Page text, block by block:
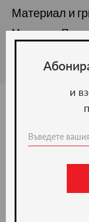
Материал и
Материал:
и